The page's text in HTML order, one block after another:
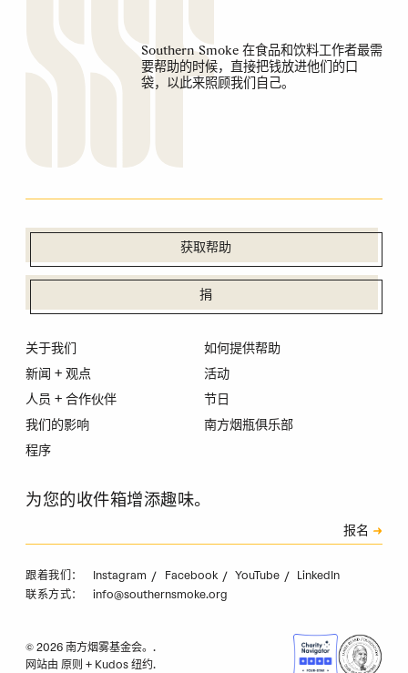
Southern Smoke 在食品和饮料工作者最需
要帮助的时候，直接把钱放进他们的口
袋，以此来照顾我们自己。
获取帮助
捐
关于我们
新闻 + 观点
人员 + 合作伙伴
我们的影响
程序
如何提供帮助
活动
节日
南方烟瓶俱乐部
为您的收件箱增添趣味。
验证码
报名
跟着我们： Instagram Facebook YouTube LinkedIn
联系方式： info@southernsmoke.org
© 2026 南方烟雾基金会。.
网站由 原则 + Kudos 纽约.